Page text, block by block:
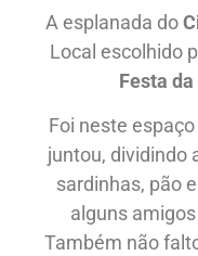
A esplanada do
Local escolhido
Festa
Foi neste
juntou, dividindo
sardinhas, pão
alguns
Também não